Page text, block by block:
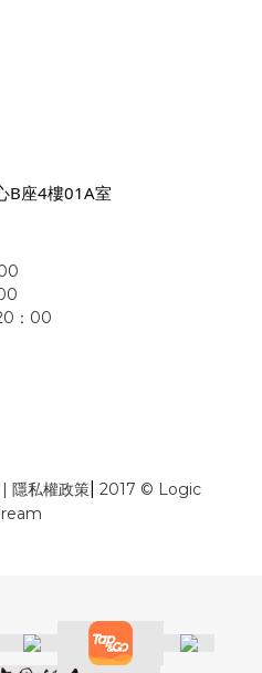
B座4樓01A室
：00
| 隱私權政策| 2017 © Logic